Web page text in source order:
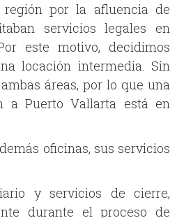
por la afluencia de
servicios legales en
este motivo, decidimos
locación intermedia. Sin
áreas, por lo que una
a Puerto Vallarta está en
oficinas, sus servicios
y servicios de cierre,
durante el proceso de